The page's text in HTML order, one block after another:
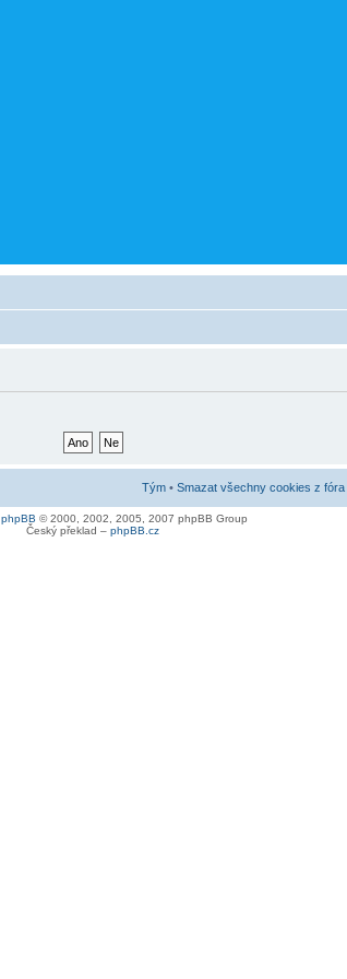
Tým • Smazat všechny cookies z fóra
phpBB © 2000, 2002, 2005, 2007 phpBB Group
Český překlad – phpBB.cz